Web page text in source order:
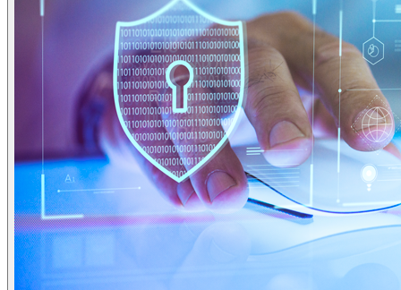
Our History
ข้อมูลงบการเงินปี 2566
ข้อมูลงบการเงินปี 2565
Products & Services
Corporate Internet
Domain Name Registration
Hosting & VPS
SSL Certificate
Document Signing Certificate
PKI Based Technology Solution
Web Conference
Digital Signing
Blog
Contact
Anet Webmail
Jobs